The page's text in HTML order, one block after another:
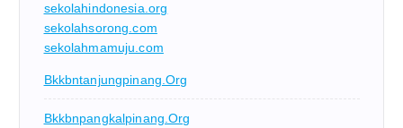
sekolahindonesia.org
sekolahsorong.com
sekolahmamuju.com
Bkkbntanjungpinang.org
Bkkbnpangkalpinang.org